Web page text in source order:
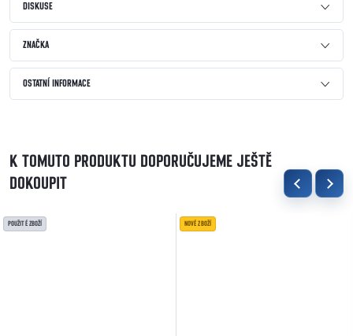
DISKUSE
ZNAČKA
OSTATNÍ INFORMACE
K TOMUTO PRODUKTU DOPORUČUJEME JEŠTĚ
DOKOUPIT
POUŽITÉ ZBOŽÍ NOVÉ ZBOŽÍ